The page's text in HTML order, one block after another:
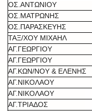
ΟΣ.ΑΝΤΩΝΙΟΥ
ΟΣ.ΜΑΤΡΩΝΗΣ
ΟΣ.ΠΑΡΑΣΚΕΥΗΣ
ΤΑΞ/ΧΟΥ ΜΙΧΑΗΛ
ΑΓ.ΓΕΩΡΓΙΟΥ
ΑΓ.ΓΕΩΡΓΙΟΥ
ΑΓ.ΚΩΝ/ΝΟΥ & ΕΛΕΝΗΣ
ΑΓ.ΝΙΚΟΛΑΟΥ
ΑΓ.ΝΙΚΟΛΑΟΥ
ΑΓ.ΤΡΙΑΔΟΣ